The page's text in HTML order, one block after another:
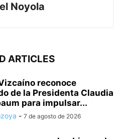
Noyola
ARTICLES
reconoce
de la Presidenta Claudia
para impulsar...
- 7 de agosto de 2026